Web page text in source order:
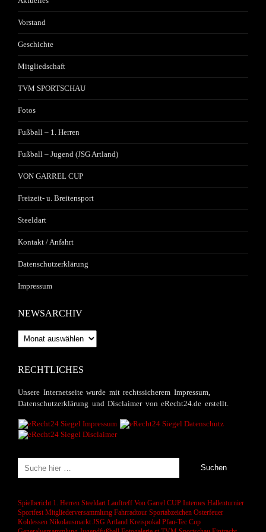
Vorstand
Geschichte
Mitgliedschaft
TVM SPORTSCHAU
Fotos
Fußball – 1. Herren
Fußball – Jugend (JSG Artland)
VON GARREL CUP
Freizeit- u. Breitensport
Steeldart
Kontakt / Anfahrt
Datenschutzerklärung
Impressum
NEWSARCHIV
Newsarchiv
RECHTLICHES
Unsere Internetseite wurde mit rechtssicherem Impressum,
Datenschutzerklärung und Disclaimer von eRecht24.de erstellt.
Spielbericht 1. Herren Steeldart Lauftreff Von Garrel CUP Internes Hallenturnier
Sportfest Mitgliederversammlung Fahrradtour Sportabzeichen Osterfeuer
Kohlessen Nikolausmarkt JSG Artland Kreispokal Pfau-Tec Cup